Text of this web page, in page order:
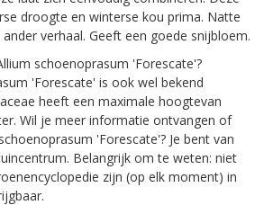
droogte en winterse kou prima. Natte
verhaal. Geeft een goede snijbloem.
schoenoprasum 'Forescate'?
'Forescate' is ook wel bekend
heeft een maximale hoogtevan
Wil je meer informatie ontvangen of
'Forescate'? Je bent van
Belangrijk om te weten: niet
zijn (op elk moment) in